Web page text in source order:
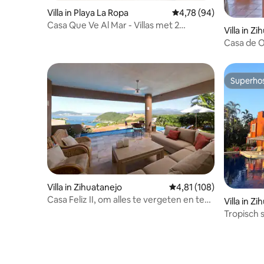
Villa in Playa La Ropa Gemiddelde
4,78 (94)
Casa Que Ve Al Mar - Villas met 2
Villa in
Casa de
Villa in Zihuatanejo Gemiddelde
4,81 (108)
Casa Feliz II, om alles te vergeten en te
Villa in
Tropisch